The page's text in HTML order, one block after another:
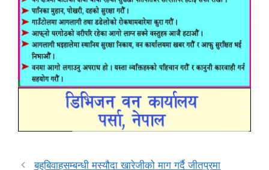
बहुबिवाहसम्बन्धी मस्यौदा खारेजीको माग गर्दै जीतपुरमा